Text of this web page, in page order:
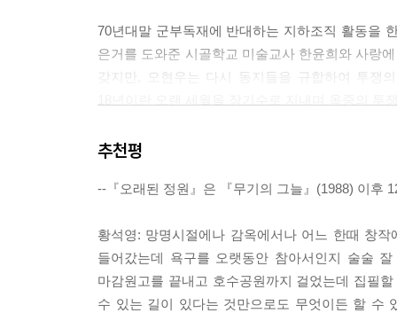
당신은 그곳을 찾았나요? 윤희가 내게 묻는다. 집
이라고. 멀리 마을의 불빛이며 연기나는 굴뚝이
뒤편에 떠오른 그네의 눈길 이쪽에 서서 중얼거렸
---오래된 정원(하) p.312
나는 오후 늦게야 깨어났고 가족들이 권하는 음
는 식이었다. 미국에 이민간 아우와 긴 통화를 했
마지막 소원이었다면서 나의 결혼문제를 꺼냈는
--- p.25
70년대말 군부독재에 반대하는 지하조직 활동을
은거를 도와준 시골학교 미술교사 한윤희와 사랑
갖지만, 오현우는 다시 동지들을 규합하여 투
찾아 과거에 둘이 함께 지냈던 갈뫼의 `오래된 정
학생운동가가 주도하는 반정부운동을 음양으로
그녀는 작품활동을 하다가 귀국한다. 한편, 오
갈뫼에서의 여정을 정리하고 새로운 삶의 시작을
`오래된 정원`은 한편으로는 오현우와 한윤희가
추천평
--『오래된 정원』은 『무기의 그늘』(1988) 이후
황석영: 망명시절에나 감옥에서나 어느 한때 창
들어갔는데 욕구를 오랫동안 참아서인지 술술
마감원고를 끝내고 호수공원까지 걸었는데 집필
수 있는 길이 있다는 것만으로도 무엇이든 할 수